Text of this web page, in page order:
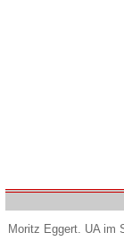
Moritz Eggert. UA im